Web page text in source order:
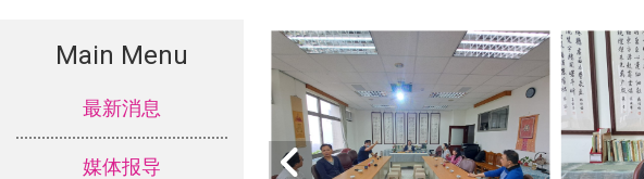
Main Menu
最新消息
媒体报导